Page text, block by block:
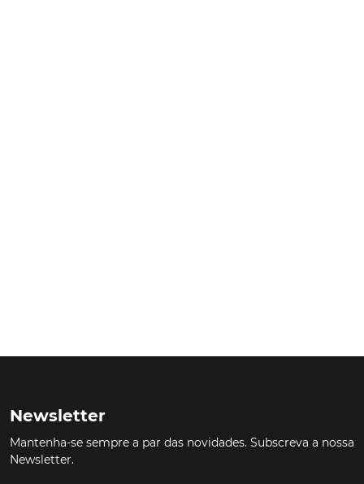
Newsletter
Mantenha-se sempre a par das novidades. Subscreva a nossa
Newsletter.